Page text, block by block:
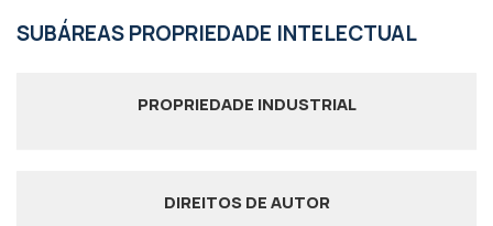
SUBÁREAS PROPRIEDADE INTELECTUAL
PROPRIEDADE INDUSTRIAL
DIREITOS DE AUTOR